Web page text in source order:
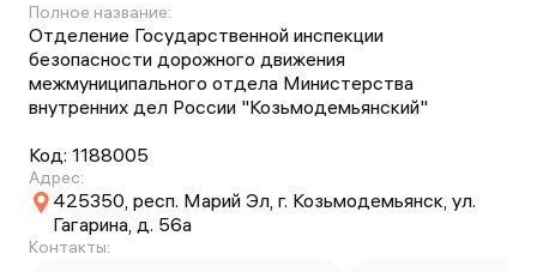
Полное название:
Отделение Государственной инспекции
безопасности дорожного движения
межмуниципального отдела Министерства
внутренних дел России "Козьмодемьянский"
Код: 1188005
Адрес:
425350, респ. Марий Эл, г. Козьмодемьянск, ул.
Гагарина, д. 56а
Контакты: